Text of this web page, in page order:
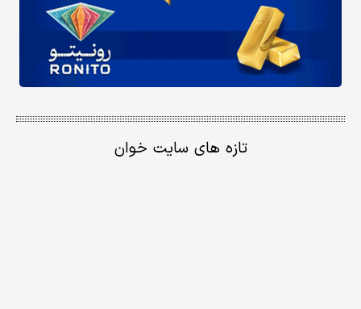
تازه های سایت خوان